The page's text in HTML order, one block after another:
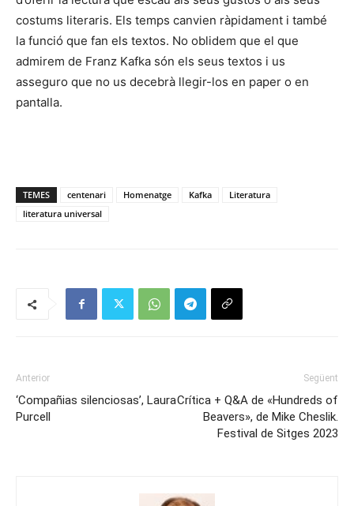
costums literaris. Els temps canvien ràpidament i també
la funció que fan els textos. No oblidem que el que
admirem de Franz Kafka són els seus textos i us
asseguro que no us decebrà llegir-los en paper o en
pantalla.
TEMES centenari Homenatge Kafka
Literatura
literatura universal
Anterior
‘Compañias silenciosas’, Laura
Purcell
Següent
Crítica + Q&A de «Hundreds of
Beavers», de Mike Cheslik.
Festival de Sitges 2023